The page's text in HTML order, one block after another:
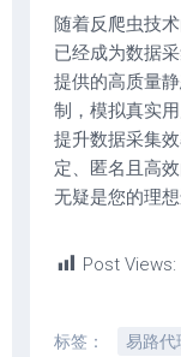
随着反爬虫技
已经成为数据
提供的高质量
制，模拟真实
提升数据采集
定、匿名且高
无疑是您的理想
Post Views:
标签： 易路代